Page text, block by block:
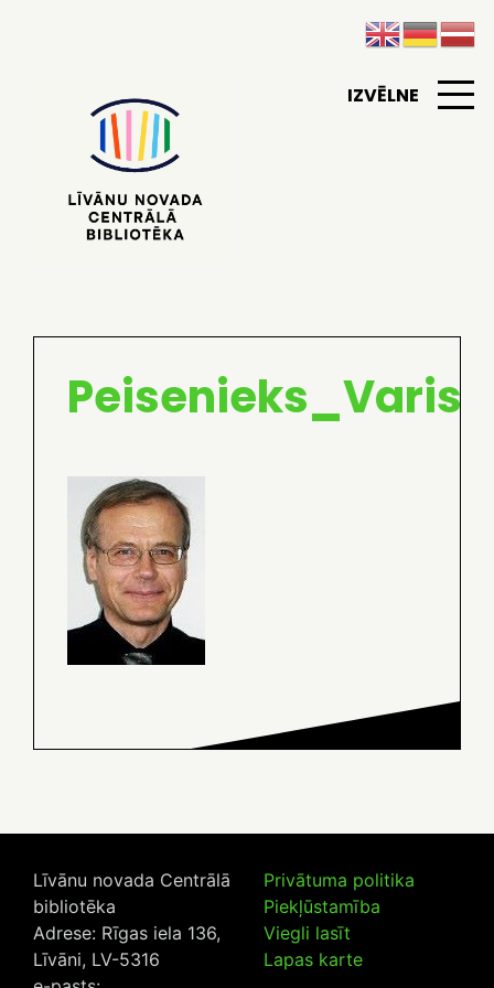
IZVĒLNE
Peisenieks_Varis
Līvānu novada Centrālā
bibliotēka
Adrese: Rīgas iela 136,
Līvāni, LV-5316
Privātuma politika
Piekļūstamība
Viegli lasīt
Lapas karte